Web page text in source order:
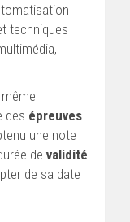
techniques
des épreuves
une note
de validité
de sa date